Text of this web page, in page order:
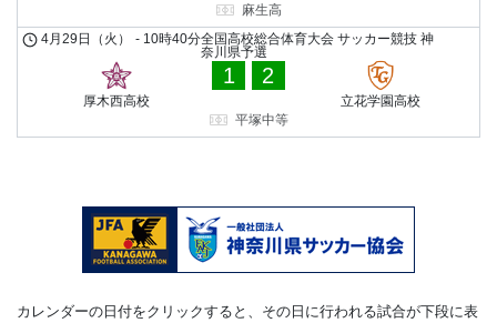
麻生高
全国高校総合体育大会 サッカー競技 神
奈川県予選
4月29日（火） - 10時40分
厚木西高校
1 2
立花学園高校
平塚中等
カレンダーの日付をクリックすると、その日に行われる試合が下段に表